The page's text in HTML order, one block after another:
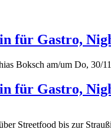
für Gastro,
Boksch am/um Do, 30/
für Gastro,
Streetfood bis zur Straußi